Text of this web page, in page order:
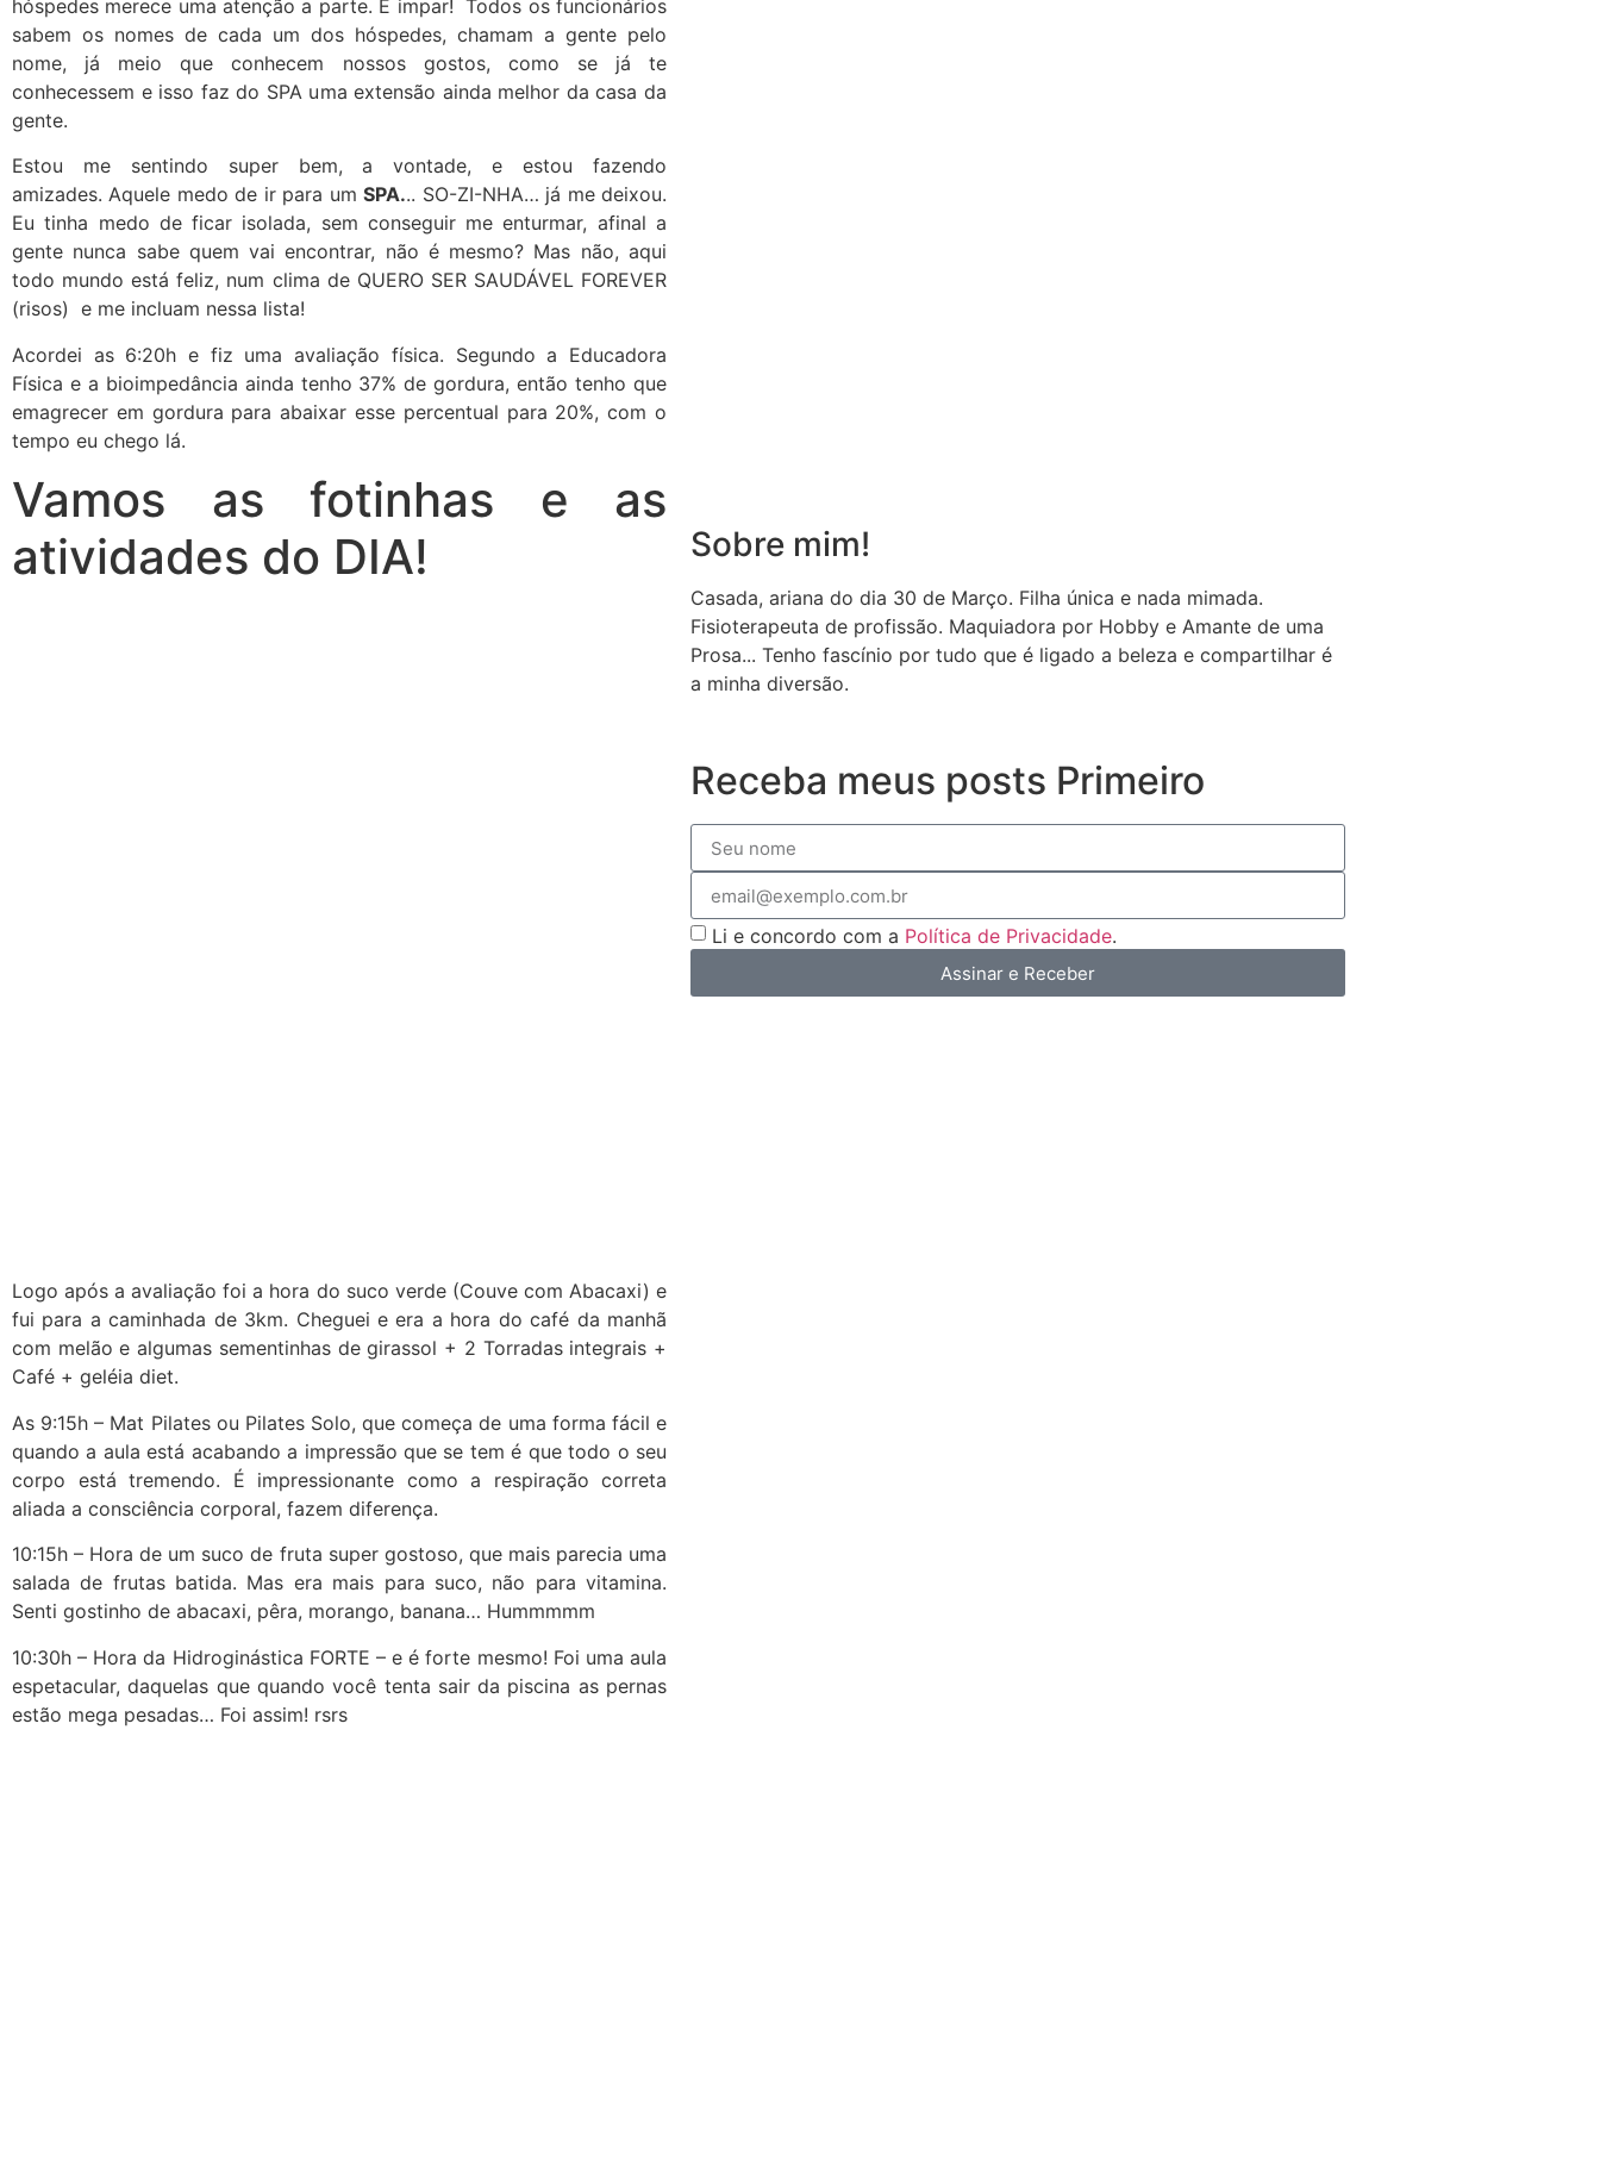
hóspedes merece uma atenção a parte. É impar! Todos os funcionários
sabem os nomes de cada um dos hóspedes, chamam a gente pelo
nome, já meio que conhecem nossos gostos, como se já te
conhecessem e isso faz do SPA uma extensão ainda melhor da casa da
gente.
Estou me sentindo super bem, a vontade, e estou fazendo
amizades. Aquele medo de ir para umSPA... SO-ZI-NHA… já me deixou.
Eu tinha medo de ficar isolada, sem conseguir me enturmar, afinal a
gente nunca sabe quem vai encontrar, não é mesmo? Mas não, aqui
todo mundo está feliz, num clima de QUERO SER SAUDÁVEL FOREVER
(risos) e me incluam nessa lista!
Acordei as 6:20h e fiz uma avaliação física. Segundo a Educadora
Física e a bioimpedância ainda tenho 37% de gordura, então tenho que
emagrecer em gordura para abaixar esse percentual para 20%, com o
tempo eu chego lá.
Vamos as fotinhas e as
atividades do DIA!
Logo após a avaliação foi a hora do suco verde (Couve com Abacaxi) e
fui para a caminhada de 3km. Cheguei e era a hora do café da manhã
com melão e algumas sementinhas de girassol + 2 Torradas integrais +
Café + geléia diet.
As 9:15h – Mat Pilates ou Pilates Solo, que começa de uma forma fácil e
quando a aula está acabando a impressão que se tem é que todo o seu
corpo está tremendo. É impressionante como a respiração correta
aliada a consciência corporal, fazem diferença.
10:15h – Hora de um suco de fruta super gostoso, que mais parecia uma
salada de frutas batida. Mas era mais para suco, não para vitamina.
Senti gostinho de abacaxi, pêra, morango, banana… Hummmmm
10:30h – Hora da Hidroginástica FORTE – e é forte mesmo! Foi uma aula
espetacular, daquelas que quando você tenta sair da piscina as pernas
estão mega pesadas… Foi assim! rsrs
Sobre mim!
Casada, ariana do dia 30 de Março. Filha única e nada mimada.
Fisioterapeuta de profissão. Maquiadora por Hobby e Amante de uma
Prosa... Tenho fascínio por tudo que é ligado a beleza e compartilhar é
a minha diversão.
Receba meus posts Primeiro
Li e concordo com a Política de Privacidade.
Assinar e Receber